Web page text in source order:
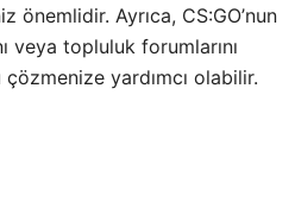
önemlidir. Ayrıca, CS:GO’nun
veya topluluk forumlarını
yardımcı olabilir.